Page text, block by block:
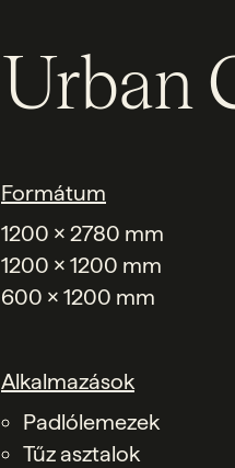
Urban
Formátum
1200 x 2780 mm
1200 x 1200 mm
600 x 1200 mm
Alkalmazások
Padlólemezek
Tűz asztalok